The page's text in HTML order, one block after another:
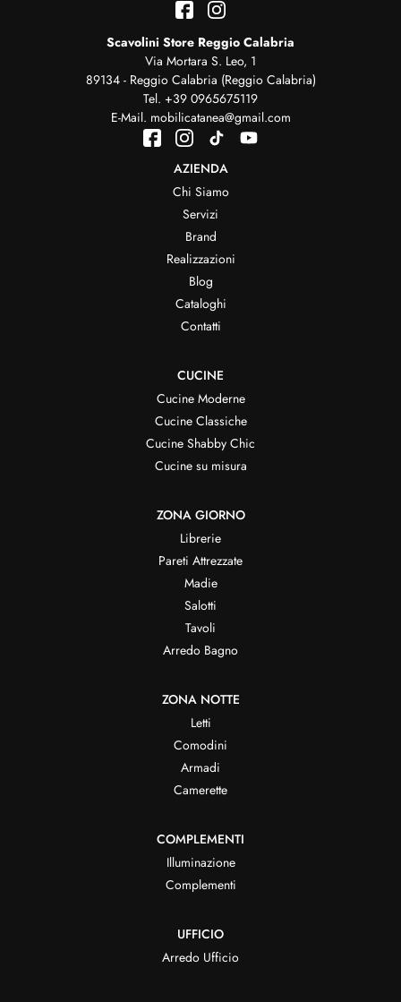
Scavolini Store Reggio Calabria
Via Mortara S. Leo, 1
89134 - Reggio Calabria (Reggio Calabria)
Tel. +39 0965675119
E-Mail. mobilicatanea@gmail.com
AZIENDA
Chi Siamo
Servizi
Brand
Realizzazioni
Blog
Cataloghi
Contatti
CUCINE
Cucine Moderne
Cucine Classiche
Cucine Shabby Chic
Cucine su misura
ZONA GIORNO
Librerie
Pareti Attrezzate
Madie
Salotti
Tavoli
Arredo Bagno
ZONA NOTTE
Letti
Comodini
Armadi
Camerette
COMPLEMENTI
Illuminazione
Complementi
UFFICIO
Arredo Ufficio